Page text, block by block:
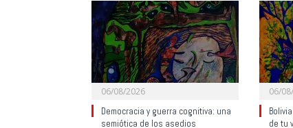
06/08/2026
Democracia y guerra cognitiva: una
semiótica de los asedios
06/
de tu